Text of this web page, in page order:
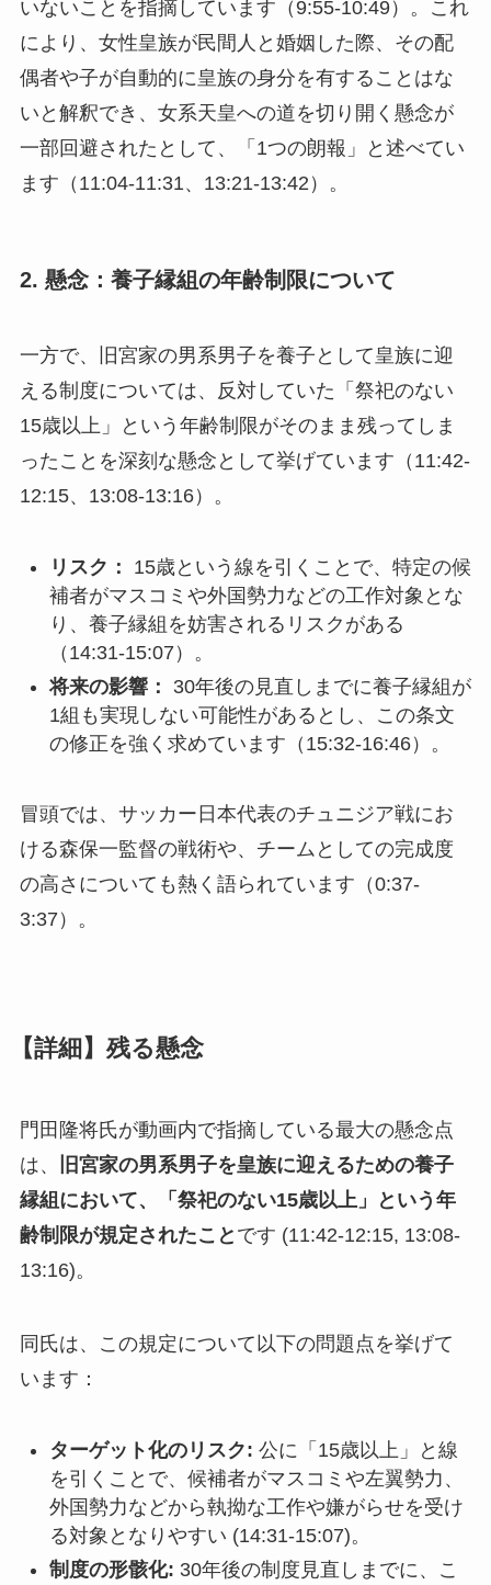
いないことを指摘しています（9:55-10:49）。これ
により、女性皇族が民間人と婚姻した際、その配
偶者や子が自動的に皇族の身分を有することはな
いと解釈でき、女系天皇への道を切り開く懸念が
一部回避されたとして、「1つの朗報」と述べてい
ます（11:04-11:31、13:21-13:42）。
2. 懸念：養子縁組の年齢制限について
一方で、旧宮家の男系男子を養子として皇族に迎
える制度については、反対していた「祭祀のない
15歳以上」という年齢制限がそのまま残ってしま
ったことを深刻な懸念として挙げています（11:42-
12:15、13:08-13:16）。
リスク：
15歳という線を引くことで、特定の候
補者がマスコミや外国勢力などの工作対象とな
り、養子縁組を妨害されるリスクがある
（14:31-15:07）。
将来の影響：
30年後の見直しまでに養子縁組が
1組も実現しない可能性があるとし、この条文
の修正を強く求めています（15:32-16:46）。
冒頭では、サッカー日本代表のチュニジア戦にお
ける森保一監督の戦術や、チームとしての完成度
の高さについても熱く語られています（0:37-
3:37）。
【詳細】残る懸念
門田隆将氏が動画内で指摘している最大の懸念点
は、
旧宮家の男系男子を皇族に迎えるための養子
縁組において、「祭祀のない15歳以上」という年
齢制限が規定されたこと です (11:42-12:15, 13:08-
13:16)。
同氏は、この規定について以下の問題点を挙げて
います：
ターゲット化のリスク: 公に「15歳以上」と線
を引くことで、候補者がマスコミや左翼勢力、
外国勢力などから執拗な工作や嫌がらせを受け
る対象となりやすい (14:31-15:07)。
制度の形骸化: 30年後の制度見直しまでに、こ